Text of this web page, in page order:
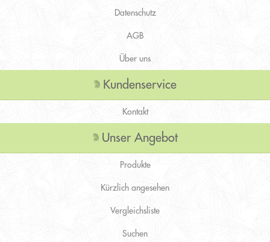
Datenschutz
AGB
Über uns
Kundenservice
Kontakt
Unser Angebot
Produkte
Kürzlich angesehen
Vergleichsliste
Suchen